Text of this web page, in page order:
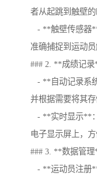
者从起跳到触壁的
- **触壁传感器
准确捕捉到运动员
### 2. **成绩记
- **自动记录系
并根据需要将其存
- **实时显示**
电子显示屏上，
### 3. **数据管
- **运动员注册**